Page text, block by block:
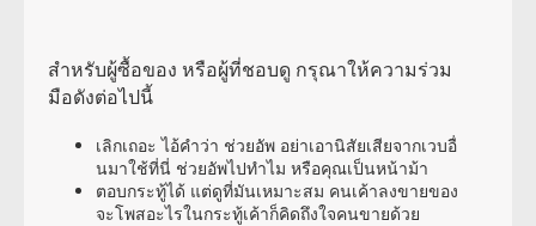
สำหรับผู้ซื้อของ หรือผู้ที่ชอบดู กรุณาให้ความร่วม
มือดังต่อไปนี้
เลิกเถอะ ไอ้คำว่า ช่วยอัพ อย่าเอานิสัยเสียจากเวบอื่
นมาใช้ที่นี่ ช่วยอัพไปทำไม หรือคุณเป็นหน้าม้า
ตอบกระทู้ได้ แต่ดูที่มันเหมาะสม คนเค้าลงขายของ
จะโพสอะไรในกระทู้เค้าก็คิดถึงใจคนขายด้วย